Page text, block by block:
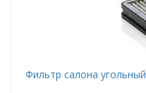
Фильтр салона угольный